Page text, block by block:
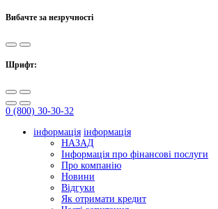
Вибачте за незручності
Шрифт:
0 (800) 30-30-32
інформація інформація
НАЗАД
Інформація про фінансові послуги
Про компанію
Новини
Відгуки
Як отримати кредит